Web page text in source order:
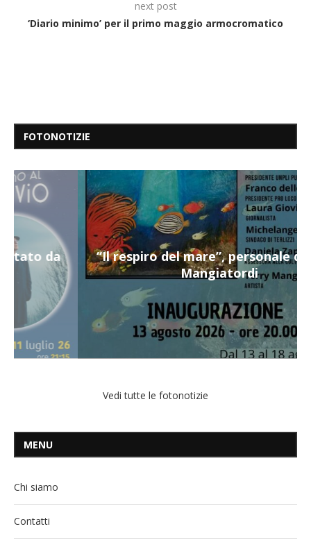
next post
‘Diario minimo’ per il primo maggio armocromatico
FOTONOTIZIE
“Il respiro del mare”, personale di Terry
Mangiatordi
Vedi tutte le fotonotizie
MENU
Chi siamo
Contatti